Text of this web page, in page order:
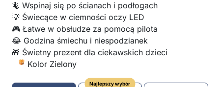
🦎 Wspinaj się po ścianach i podłogach
💡 Świecące w ciemności oczy LED
🎮 Łatwe w obsłudze za pomocą pilota
😂 Godzina śmiechu i niespodzianek
🎁 Świetny prezent dla ciekawskich dzieci
Kolor Zielony
Najlepszy wybór